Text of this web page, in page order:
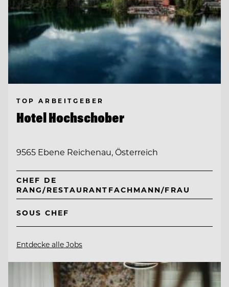
TOP ARBEITGEBER
Hotel Hochschober
9565 Ebene Reichenau, Österreich
CHEF DE
RANG/RESTAURANTFACHMANN/FRAU
SOUS CHEF
Entdecke alle Jobs